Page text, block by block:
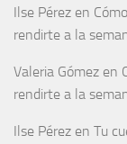
Ilse Pérez en
rendirte a la
Valeria Gómez en
rendirte a la
Ilse Pérez en Tu